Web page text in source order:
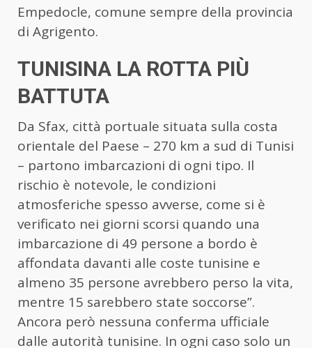
Empedocle, comune sempre della provincia
di Agrigento.
TUNISINA LA ROTTA PIÙ
BATTUTA
Da Sfax, città portuale situata sulla costa
orientale del Paese – 270 km a sud di Tunisi
– partono imbarcazioni di ogni tipo. Il
rischio è notevole, le condizioni
atmosferiche spesso avverse, come si è
verificato nei giorni scorsi quando una
imbarcazione di 49 persone a bordo è
affondata davanti alle coste tunisine e
almeno 35 persone avrebbero perso la vita,
mentre 15 sarebbero state soccorse”.
Ancora però nessuna conferma ufficiale
dalle autorità tunisine. In ogni caso solo un